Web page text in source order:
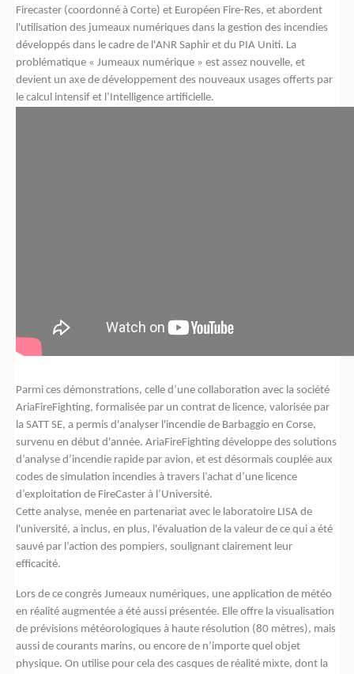
Firecaster (coordonné à Corte) et Européen Fire-Res, et abordent
l'utilisation des jumeaux numériques dans la gestion des incendies
développés dans le cadre de l'ANR Saphir et du PIA Uniti. La
problématique « Jumeaux numérique » est assez nouvelle, et
devient un axe de développement des nouveaux usages offerts par
le calcul intensif et l’Intelligence artificielle.
Parmi ces démonstrations, celle d’une collaboration avec la société
AriaFireFighting, formalisée par un contrat de licence, valorisée par
la SATT SE, a permis d'analyser l'incendie de Barbaggio en Corse,
survenu en début d'année. AriaFireFighting développe des solutions
d’analyse d’incendie rapide par avion, et est désormais couplée aux
codes de simulation incendies à travers l’achat d’une licence
d’exploitation de FireCaster à l’Université.
Cette analyse, menée en partenariat avec le laboratoire LISA de
l'université, a inclus, en plus, l'évaluation de la valeur de ce qui a été
sauvé par l’action des pompiers, soulignant clairement leur
efficacité.
Lors de ce congrès Jumeaux numériques, une application de météo
en réalité augmentée a été aussi présentée. Elle offre la visualisation
de prévisions météorologiques à haute résolution (80 mètres), mais
aussi de courants marins, ou encore de n’importe quel objet
physique. On utilise pour cela des casques de réalité mixte, dont la